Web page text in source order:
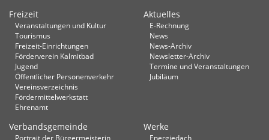
Freizeit
Veranstaltungen und Kultur
Tourismus
Freizeit-Einrichtungen
Förderverein Kalmitbad
Jugend
Öffentlicher Personenverkehr
Vereinsverzeichnis
Fördermittelwerkstatt
Ehrenamt
Aktuelles
E-Rechnung
News
News-Archiv
Newsletter-Archiv
Termine und Veranstaltungen
Jubiläum
Verbandsgemeinde
Portrait der Bürgermeisterin
Werke
Energiedach